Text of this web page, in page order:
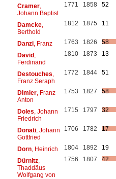
Cramer,
Johann Baptist
1771 1858 52
Damcke,
Berthold
1812 1875 11
Danzi, Franz 1763 1826
58
David,
Ferdinand
1810 1873 13
Destouches
Franz Seraph
1772 1844 51
Dimler, Franz
Anton
1753 1827 58
Doles , Johann
Friedrich
1715 1797 32
Donati, Johann
Gottfried
1706 1782 17
Dorn, Heinrich 1804 1892
19
Dürnitz,
Thaddäus
Wolfgang von
1756 1807 42